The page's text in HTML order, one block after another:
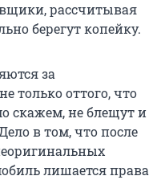
рассчитывая
берегут копейку.
за
только оттого, что
скажем, не блещут и
в том, что после
лишается права